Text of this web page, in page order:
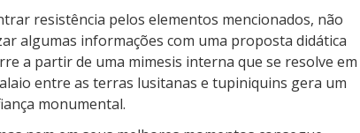
resistência pelos elementos mencionados, não
algumas informações com uma proposta didática
a partir de uma mimesis interna que se resolve em
entre as terras lusitanas e tupiniquins gera um
monumental.